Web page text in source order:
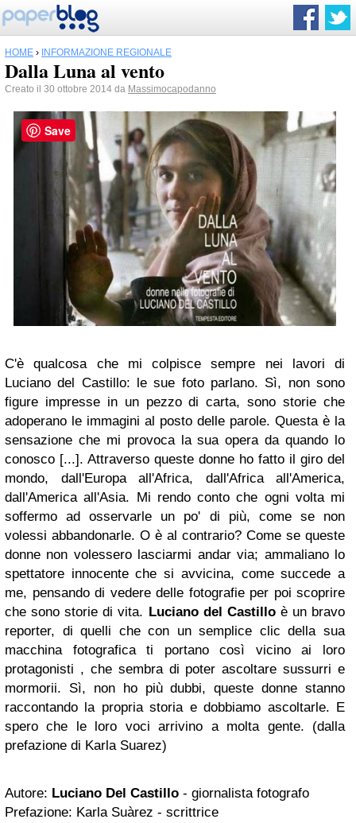
HOME › INFORMAZIONE REGIONALE
Dalla Luna al vento
Creato il 30 ottobre 2014 da Massimocapodanno
C'è qualcosa che mi colpisce sempre nei lavori di
Luciano del Castillo: le sue foto parlano. Sì, non sono
figure impresse in un pezzo di carta, sono storie che
adoperano le immagini al posto delle parole. Questa è la
sensazione che mi provoca la sua opera da quando lo
conosco [...]. Attraverso queste donne ho fatto il giro del
mondo, dall'Europa all'Africa, dall'Africa all'America,
dall'America all'Asia. Mi rendo conto che ogni volta mi
soffermo ad osservarle un po' di più, come se non
volessi abbandonarle. O è al contrario? Come se queste
donne non volessero lasciarmi andar via; ammaliano lo
spettatore innocente che si avvicina, come succede a
me, pensando di vedere delle fotografie per poi scoprire
che sono storie di vita. Luciano del Castilloè un bravo
reporter, di quelli che con un semplice clic della sua
macchina fotografica ti portano così vicino ai loro
protagonisti , che sembra di poter ascoltare sussurri e
mormorii. Sì, non ho più dubbi, queste donne stanno
raccontando la propria storia e dobbiamo ascoltarle. E
spero che le loro voci arrivino a molta gente. (dalla
prefazione di Karla Suarez)
Autore: Luciano Del Castillo - giornalista fotografo
Prefazione: Karla Suàrez - scrittrice
Save